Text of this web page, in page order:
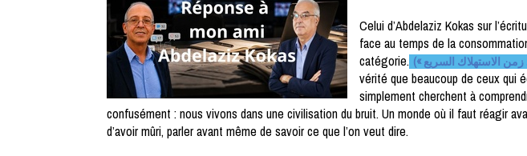
Celui d’Abdelaziz Kokas sur
face au temps de la
catégorie.
vérité que beaucoup de ceux qui
simplement cherchent à
confusément : nous vivons dans une civilisation du bruit. Un monde où il faut réagir
d’avoir mûri, parler avant même de savoir ce que l’on veut dire.